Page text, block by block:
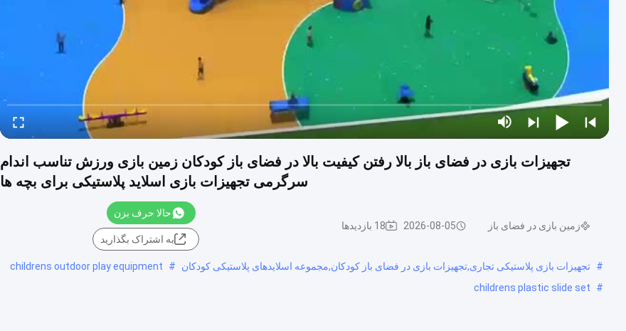
تجهیزات بازی در فضای باز بالا رفتن کیفیت بالا در فضای باز کودکان زمین بازی ورزش تناسب اندام
سرگرمی تجهیزات بازی اسلاید پلاستیکی برای بچه ها
زمین بازی در فضای باز 2026-08-05 18 بازدیدها
حالا حرف بزن
به اشتراک بگذارید
# تجهیزات بازی پلاستیکی تجاری,تجهیزات بازی در فضای باز کودکان,مجموعه اسلایدهای پلاستیکی کودکان #
childrens outdoor play equipment
#
childrens plastic slide set